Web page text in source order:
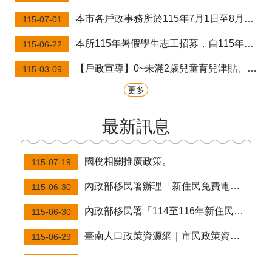
115-07-01 本市各戶政事務所於115年7月1日至8月31日辦理清查「未換發新式國民身分證者」之戶籍狀況，請民眾配合戶政人員辦理人口清查作業。
115-06-22 本所115年暑假學生志工招募，自115年6月28日起開始受理報名，歡迎本市高中及國民中學學生報名參加。
115-03-09 【戶政宣導】0~未滿2歲兒童育兒津貼、托育補助宣導，提醒新生兒父母除辦理出生登記領取生育獎勵金外，尚須向新生兒戶籍所在地(鄉鎮市區)公所申請育兒津貼，或向托育服務中心申請托育補助。
更多
最新訊息
115-07-19 國稅相關推廣政策。
115-06-30 內政部移民署辦理「新住民免費電腦課程及筆電平板借用服務」，歡迎新住民多加利用!
115-06-30 內政部移民署「114至116年新住民數位應用培力計畫」宣導影片。
115-06-29 臺南人口政策資源網｜市民政策資源一站查。